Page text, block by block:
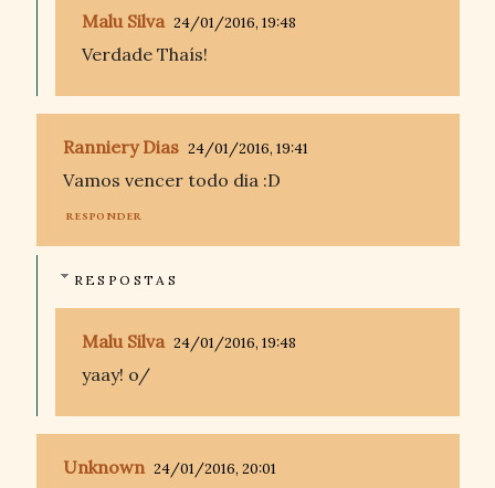
Malu Silva 24/01/2016, 19:48
Verdade Thaís!
Ranniery Dias 24/01/2016, 19:41
Vamos vencer todo dia :D
RESPONDER
RESPOSTAS
Malu Silva 24/01/2016, 19:48
yaay! o/
Unknown 24/01/2016, 20:01